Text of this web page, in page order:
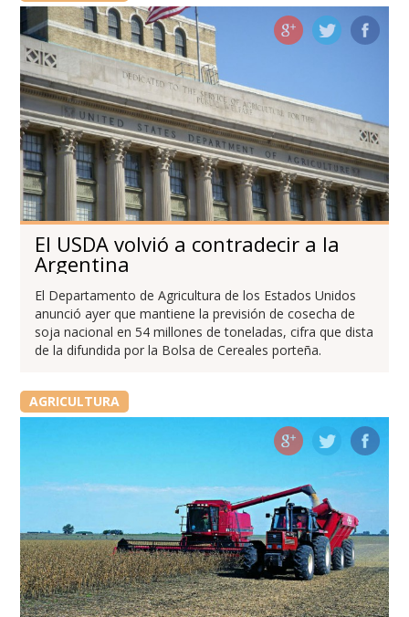
El USDA volvió a contradecir a la
Argentina
El Departamento de Agricultura de los Estados Unidos
anunció ayer que mantiene la previsión de cosecha de
soja nacional en 54 millones de toneladas, cifra que dista
de la difundida por la Bolsa de Cereales porteña.
AGRICULTURA